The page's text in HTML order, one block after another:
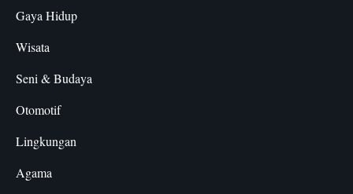
Gaya Hidup
Wisata
Seni & Budaya
Otomotif
Lingkungan
Agama